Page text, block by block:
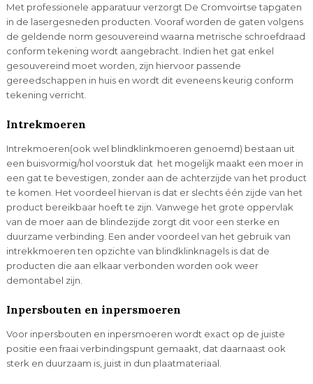
Met professionele apparatuur verzorgt De Cromvoirtse tapgaten
in de lasergesneden producten. Vooraf worden de gaten volgens
de geldende norm gesouvereind waarna metrische schroefdraad
conform tekening wordt aangebracht. Indien het gat enkel
gesouvereind moet worden, zijn hiervoor passende
gereedschappen in huis en wordt dit eveneens keurig conform
tekening verricht.
Intrekmoeren
Intrekmoeren(ook wel blindklinkmoeren genoemd) bestaan uit
een buisvormig/hol voorstuk dat het mogelijk maakt een moer in
een gat te bevestigen, zonder aan de achterzijde van het product
te komen. Het voordeel hiervan is dat er slechts één zijde van het
product bereikbaar hoeft te zijn. Vanwege het grote oppervlak
van de moer aan de blindezijde zorgt dit voor een sterke en
duurzame verbinding. Een ander voordeel van het gebruik van
intrekkmoeren ten opzichte van blindklinknagels is dat de
producten die aan elkaar verbonden worden ook weer
demontabel zijn.
Inpersbouten en inpersmoeren
Voor inpersbouten en inpersmoeren wordt exact op de juiste
positie een fraai verbindingspunt gemaakt, dat daarnaast ook
sterk en duurzaam is, juist in dun plaatmateriaal.